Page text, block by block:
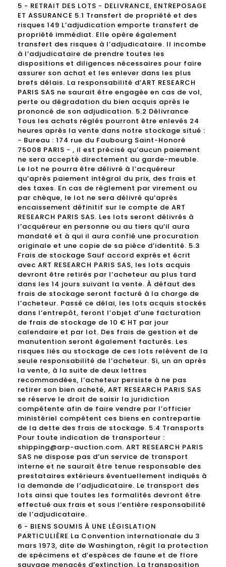
5 - RETRAIT DES LOTS - DELIVRANCE, ENTREPOSAGE
ET ASSURANCE 5.1 Transfert de propriété et des
risques 149 L’adjudication emporte transfert de
propriété immédiat. Elle opère également
transfert des risques à l’adjudicataire. Il incombe
à l’adjudicataire de prendre toutes les
dispositions et diligences nécessaires pour faire
assurer son achat et les enlever dans les plus
brefs délais. La responsabilité d’ART RESEARCH
PARIS SAS ne saurait être engagée en cas de vol,
perte ou dégradation du bien acquis après le
prononcé de son adjudication. 5.2 Délivrance
Tous les achats réglés pourront être enlevés 24
heures après la vente dans notre stockage situé :
- Bureau : 174 rue du Faubourg Saint-Honoré
75008 PARIS - , il est précisé qu’aucun paiement
ne sera accepté directement au garde-meuble.
Le lot ne pourra être délivré à l’acquéreur
qu’après paiement intégral du prix, des frais et
des taxes. En cas de règlement par virement ou
par chèque, le lot ne sera délivré qu’après
encaissement définitif sur le compte de ART
RESEARCH PARIS SAS. Les lots seront délivrés à
l’acquéreur en personne ou au tiers qu’il aura
mandaté et à qui il aura confié une procuration
originale et une copie de sa pièce d’identité. 5.3
Frais de stockage Sauf accord exprès et écrit
avec ART RESEARCH PARIS SAS, les lots acquis
devront être retirés par l’acheteur au plus tard
dans les 14 jours suivant la vente. À défaut des
frais de stockage seront facturé à la charge de
l’acheteur. Passé ce délai, les lots acquis stockés
dans l’entrepôt, feront l’objet d’une facturation
de frais de stockage de 10 € HT par jour
calendaire et par lot. Des frais de gestion et de
manutention seront également facturés. Les
risques liés au stockage de ces lots relèvent de la
seule responsabilité de l’acheteur. Si, un an après
la vente, à la suite de deux lettres
recommandées, l’acheteur persiste à ne pas
retirer son bien acheté, ART RESEARCH PARIS SAS
se réserve le droit de saisir la juridiction
compétente afin de faire vendre par l’officier
ministériel compétent ces biens en contrepartie
de la dette des frais de stockage. 5.4 Transports
Pour toute indication de transporteur :
shipping@arp-auction.com. ART RESEARCH PARIS
SAS ne dispose pas d’un service de transport
interne et ne saurait être tenue responsable des
prestataires extérieurs éventuellement indiqués à
la demande de l’adjudicataire. Le transport des
lots ainsi que toutes les formalités devront être
effectué aux frais et sous l’entière responsabilité
de l’adjudicataire.
6 - BIENS SOUMIS À UNE LÉGISLATION
PARTICULIÈRE La Convention internationale du 3
mars 1973, dite de Washington, régit la protection
de spécimens et d’espèces de faune et de flore
sauvage menacés d’extinction. La transposition